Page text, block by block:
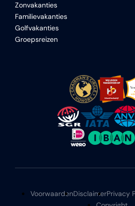
Zonvakanties
Familievakanties
Golfvakanties
Groepsreizen
VoorwaardenDisclaimerPrivacy